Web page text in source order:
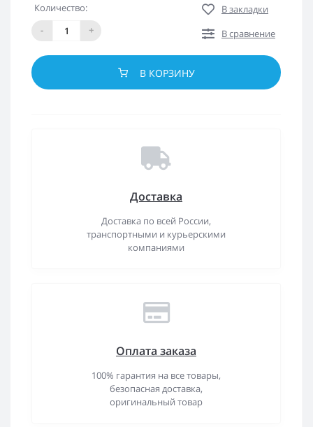
Количество:
-
+
В закладки
В сравнение
В КОРЗИНУ
Доставка
Доставка по всей России,
транспортными и курьерскими
компаниями
Оплата заказа
100% гарантия на все товары,
безопасная доставка,
оригинальный товар